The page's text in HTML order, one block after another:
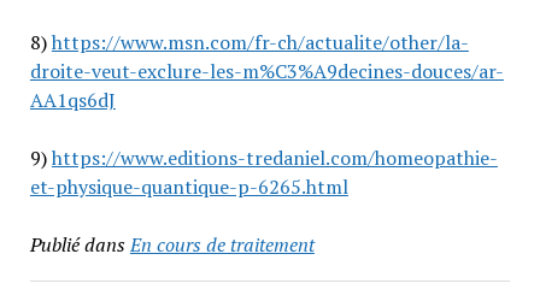
8)https://www.msn.com/fr-ch/actualite/other/la-
droite-veut-exclure-les-m%C3%A9decines-douces/ar-
AA1qs6dJ
9)https://www.editions-tredaniel.com/homeopathie-
et-physique-quantique-p-6265.html
Publié dansEn cours de traitement